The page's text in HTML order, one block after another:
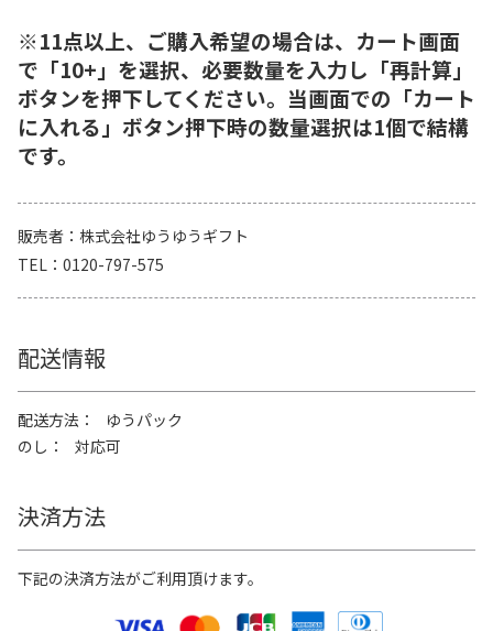
※11点以上、ご購入希望の場合は、カート画面
で「10+」を選択、必要数量を入力し「再計算」
ボタンを押下してください。当画面での「カート
に入れる」ボタン押下時の数量選択は1個で結構
です。
販売者
株式会社ゆうゆうギフト
TEL
0120-797-575
配送情報
配送方法
ゆうパック
のし
対応可
決済方法
下記の決済方法がご利用頂けます。